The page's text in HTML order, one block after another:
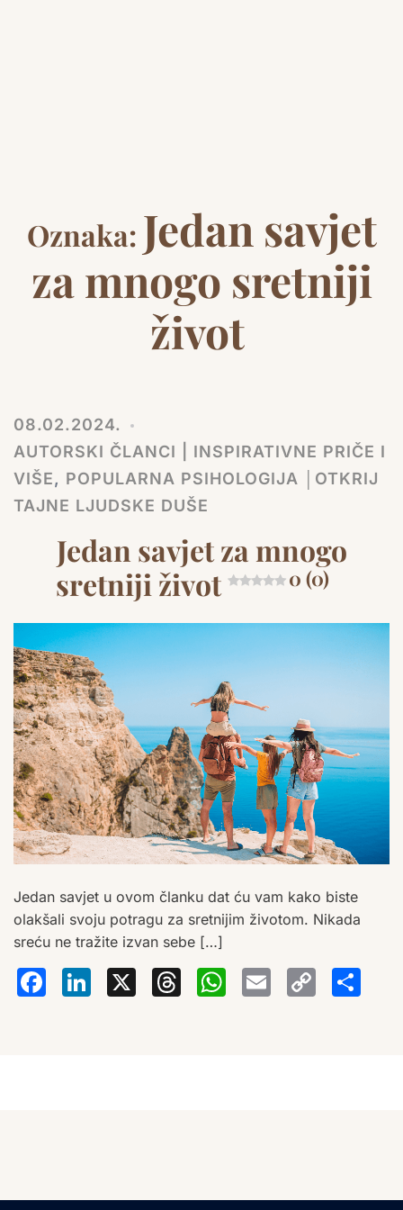
Oznaka: Jedan savjet
za mnogo sretniji
život
08.02.2024.
AUTORSKI ČLANCI | INSPIRATIVNE PRIČE I
VIŠE, POPULARNA PSIHOLOGIJA │OTKRIJ
TAJNE LJUDSKE DUŠE
Jedan savjet za mnogo
sretniji život
0 (0)
Jedan savjet u ovom članku dat ću vam kako biste
olakšali svoju potragu za sretnijim životom. Nikada
sreću ne tražite izvan sebe […]
Facebook
LinkedIn
X Threads
Email